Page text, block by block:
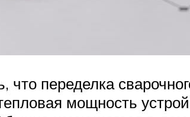
что переделка
мощность